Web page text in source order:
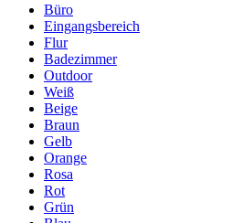
Büro
Eingangsbereich
Flur
Badezimmer
Outdoor
Weiß
Beige
Braun
Gelb
Orange
Rosa
Rot
Grün